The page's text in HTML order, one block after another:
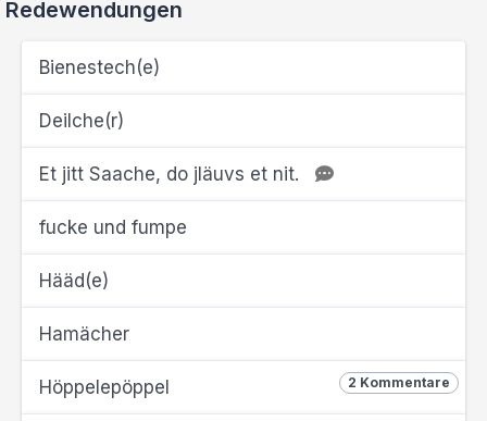
Redewendungen
Bienestech(e)
Deilche(r)
Et jitt Saache, do jläuvs et nit.
fucke und fumpe
Hääd(e)
Hamächer
2 Kommentare
Höppelepöppel